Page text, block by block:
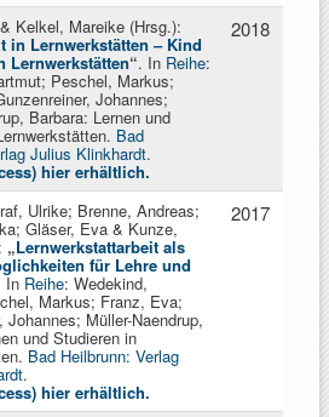
Kelkel, Mareike (Hrsg.):
in Lernwerkstätten–Kind
Lernwerkstätten“. In Reihe:
Peschel, Markus;
Johannes;
Barbara: Lernen und
Bad
Julius Klinkhardt.
hier erhältlich.
2018
Ulrike; Brenne, Andreas;
Gläser, Eva & Kunze,
„Lernwerkstattarbeit als
für Lehre und
In Reihe: Wedekind,
Markus; Franz, Eva;
Johannes; Müller-Naendrup,
und Studieren in
Bad Heilbrunn: Verlag
.
hier erhältlich.
2017